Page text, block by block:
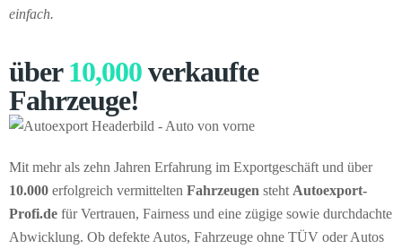
einfach.
über10,000verkaufte
Fahrzeuge!
Mit mehr als zehn Jahren Erfahrung im Exportgeschäft und über
10.000 erfolgreich vermittelten Fahrzeugen steht Autoexport-
Profi.de für Vertrauen, Fairness und eine zügige sowie durchdachte
Abwicklung. Ob defekte Autos, Fahrzeuge ohne TÜV oder Autos